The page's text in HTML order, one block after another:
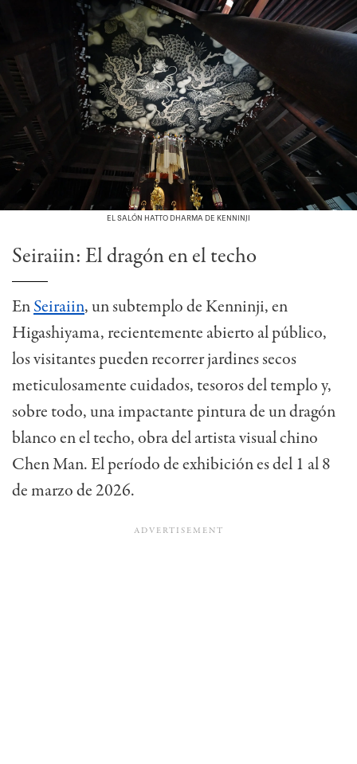
EL SALÓN HATTO DHARMA DE KENNINJI
Seiraiin: El dragón en el techo
EnSeiraiin, un subtemplo de Kenninji, en
Higashiyama, recientemente abierto al público,
los visitantes pueden recorrer jardines secos
meticulosamente cuidados, tesoros del templo y,
sobre todo, una impactante pintura de un dragón
blanco en el techo, obra del artista visual chino
Chen Man.El período de exhibición es del 1 al 8
de marzo de 2026.